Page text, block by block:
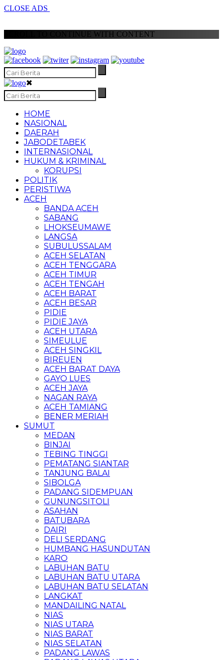
CLOSE ADS
SCROLL TO CONTINUE WITH CONTENT
✖
HOME
NASIONAL
DAERAH
JABODETABEK
INTERNASIONAL
HUKUM & KRIMINAL
KORUPSI
POLITIK
PERISTIWA
ACEH
BANDA ACEH
SABANG
LHOKSEUMAWE
LANGSA
SUBULUSSALAM
ACEH SELATAN
ACEH TENGGARA
ACEH TIMUR
ACEH TENGAH
ACEH BARAT
ACEH BESAR
PIDIE
PIDIE JAYA
ACEH UTARA
SIMEULUE
ACEH SINGKIL
BIREUEN
ACEH BARAT DAYA
GAYO LUES
ACEH JAYA
NAGAN RAYA
ACEH TAMIANG
BENER MERIAH
SUMUT
MEDAN
BINJAI
TEBING TINGGI
PEMATANG SIANTAR
TANJUNG BALAI
SIBOLGA
PADANG SIDEMPUAN
GUNUNGSITOLI
ASAHAN
BATUBARA
DAIRI
DELI SERDANG
HUMBANG HASUNDUTAN
KARO
LABUHAN BATU
LABUHAN BATU UTARA
LABUHAN BATU SELATAN
LANGKAT
MANDAILING NATAL
NIAS
NIAS UTARA
NIAS BARAT
NIAS SELATAN
PADANG LAWAS